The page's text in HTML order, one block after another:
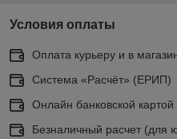
Условия оплаты
Оплата курьеру и в
Система «Расчёт» (ЕРИП)
Онлайн банковской картой
Безналичный расчет (для